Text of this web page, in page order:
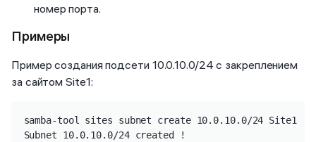
номер порта.
Примеры
Пример создания подсети 10.0.10.0/24 с закреплением
за сайтом Site1:
samba-tool sites subnet create 10.0.10.0/24 Site1
Subnet 10.0.10.0/24 created !